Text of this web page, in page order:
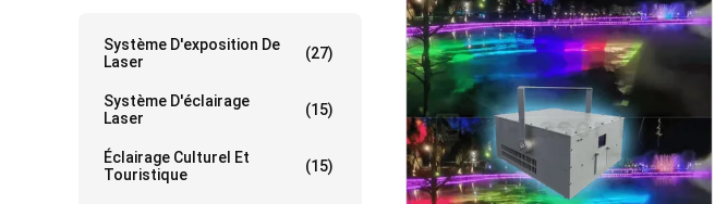
Système D'exposition De
Laser
(27)
Système D'éclairage
Laser
(15)
Éclairage Culturel Et
Touristique
(15)